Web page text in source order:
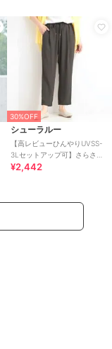
30%OFF
シューラルー
【高レビューひんやりUVSS-
3Lセットアップ可】さらさら
ぷるん イージーテーパードパ
¥2,442